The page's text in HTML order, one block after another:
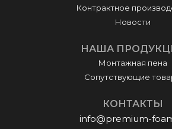
Контрактное
Новости
НАША
Монтажная пена
Сопутствующие
КОНТАКТЫ
info@premium-